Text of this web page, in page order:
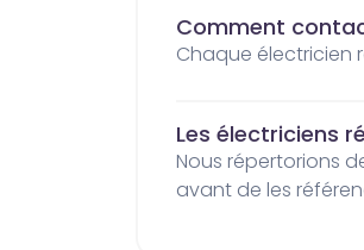
Comment
Chaque
Les électriciens
Nous répertorions des électriciens certifiés et réputés à nabeul1. Nous vérifions leurs certifications, leurs identités, et leurs savoir-être
avant de les